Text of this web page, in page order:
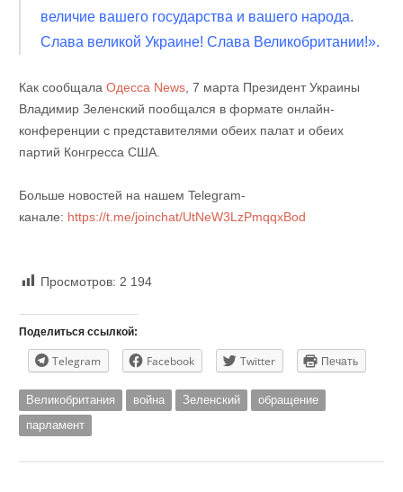
величие вашего государства и вашего народа.
Слава великой Украине! Слава Великобритании!».
Как сообщала Одесса News, 7 марта Президент Украины
Владимир Зеленский пообщался в формате онлайн-
конференции с представителями обеих палат и обеих
партий Конгресса США.
Больше новостей на нашем Telegram-
канале: https://t.me/joinchat/UtNeW3LzPmqqxBod
Просмотров: 2 194
Поделиться ссылкой:
Telegram Facebook Twitter Печать
Великобритания война Зеленский
обращение
парламент